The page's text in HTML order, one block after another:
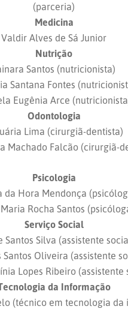
(parceria)
Medicina
Valdir Alves de Sá Junior
Nutrição
Santos (nutricionista)
Santana Fontes
Eugênia Arce
Odontologia
Lima (cirurgiã-dentista)
Machado Falcão (cirurgiã-
Psicologia
da Hora Mendonça
Rocha Santos
Serviço Social
Santos Silva (assistente
Santos Oliveira (assistente
Lopes Ribeiro (assistente
da Informação
(técnico em tecnologia da